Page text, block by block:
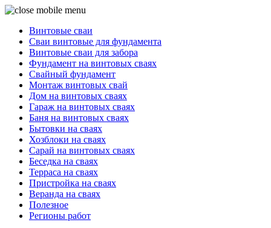
Винтовые сваи
Сваи винтовые для фундамента
Винтовые сваи для забора
Фундамент на винтовых сваях
Свайный фундамент
Монтаж винтовых свай
Дом на винтовых сваях
Гараж на винтовых сваях
Баня на винтовых сваях
Бытовки на сваях
Хозблоки на сваях
Сарай на винтовых сваях
Беседка на сваях
Терраса на сваях
Пристройка на сваях
Веранда на сваях
Полезное
Регионы работ